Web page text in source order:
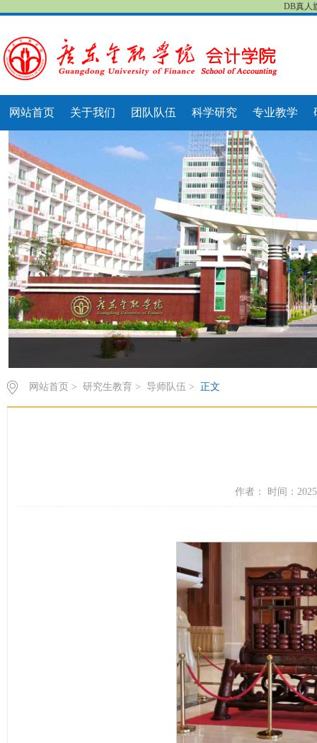
DB真人
网站首页 关于我们 团队队伍 科学研究 专业教学
网站首页 > 研究生教育 > 导师队伍 > 正文
作者： 时间：